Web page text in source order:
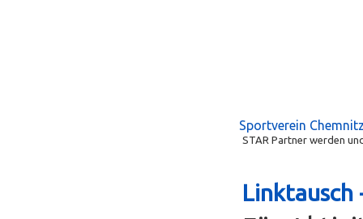
Sportverein
STAR Partner werden
Linktausch